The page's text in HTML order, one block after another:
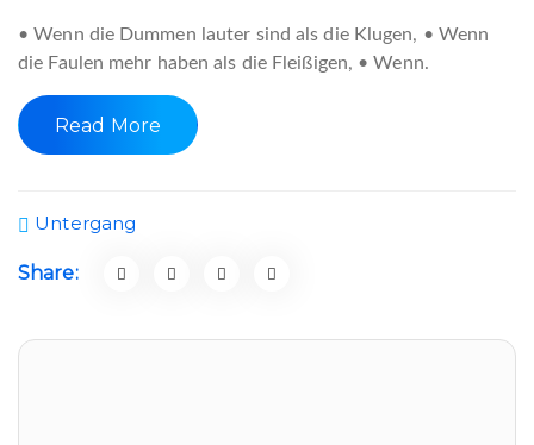
• Wenn die Dummen lauter sind als die Klugen, • Wenn
die Faulen mehr haben als die Fleißigen, • Wenn.
Read More
Untergang
Share: